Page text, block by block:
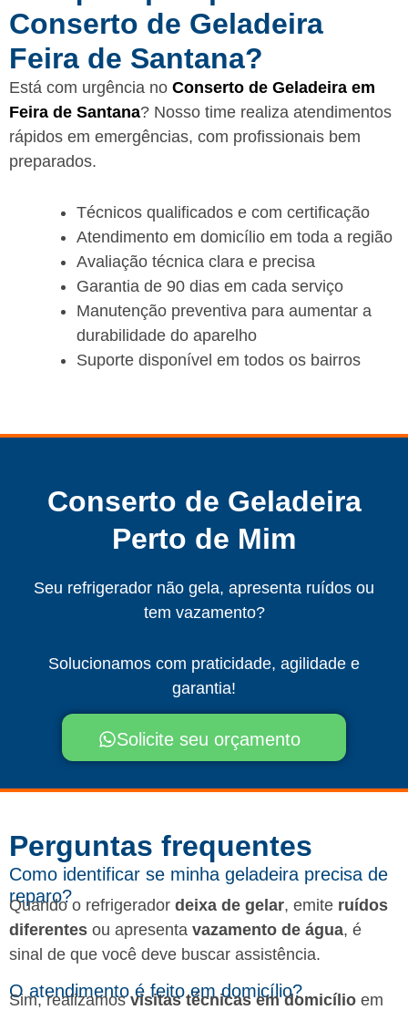
Conserto de Geladeira
Feira de Santana?
Está com urgência no Conserto de Geladeira em
Feira de Santana? Nosso time realiza atendimentos
rápidos em emergências, com profissionais bem
preparados.
Técnicos qualificados e com certificação
Atendimento em domicílio em toda a região
Avaliação técnica clara e precisa
Garantia de 90 dias em cada serviço
Manutenção preventiva para aumentar a
durabilidade do aparelho
Suporte disponível em todos os bairros
Conserto de Geladeira
Perto de Mim
Seu refrigerador não gela, apresenta ruídos ou
tem vazamento?
Solucionamos com praticidade, agilidade e
garantia!
Solicite seu orçamento
Perguntas frequentes​
Como identificar se minha geladeira precisa de
reparo?
Quando o refrigerador deixa de gelar, emite ruídos
diferentes ou apresenta vazamento de água, é
sinal de que você deve buscar assistência.
O atendimento é feito em domicílio?
Sim, realizamosvisitas técnicas em domicílio em